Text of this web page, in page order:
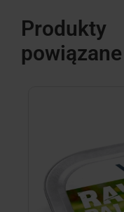
Produkty
powiązane